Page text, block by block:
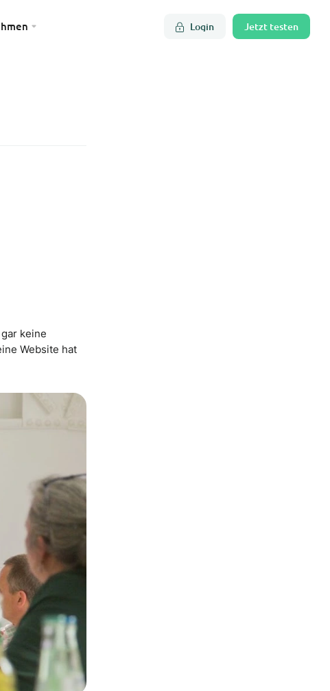
Login Jetzt testen
keine
Website hat